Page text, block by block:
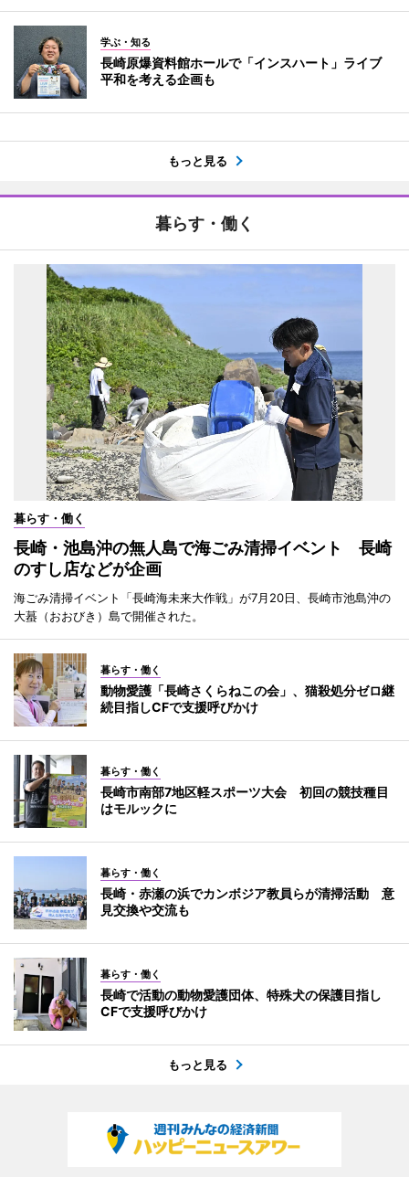
学ぶ・知る
長崎原爆資料館ホールで「インスハート」ライブ
平和を考える企画も
もっと見る
暮らす・働く
暮らす・働く
長崎・池島沖の無人島で海ごみ清掃イベント 長崎
のすし店などが企画
海ごみ清掃イベント「長崎海未来大作戦」が7月20日、長崎市池島沖の
大蟇（おおびき）島で開催された。
暮らす・働く
動物愛護「長崎さくらねこの会」、猫殺処分ゼロ継
続目指しCFで支援呼びかけ
暮らす・働く
長崎市南部7地区軽スポーツ大会 初回の競技種目
はモルックに
暮らす・働く
長崎・赤瀬の浜でカンボジア教員らが清掃活動 意
見交換や交流も
暮らす・働く
長崎で活動の動物愛護団体、特殊犬の保護目指し
CFで支援呼びかけ
もっと見る